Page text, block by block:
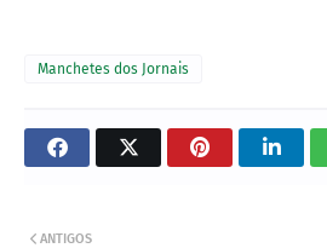
Manchetes dos Jornais
ANTIGOS